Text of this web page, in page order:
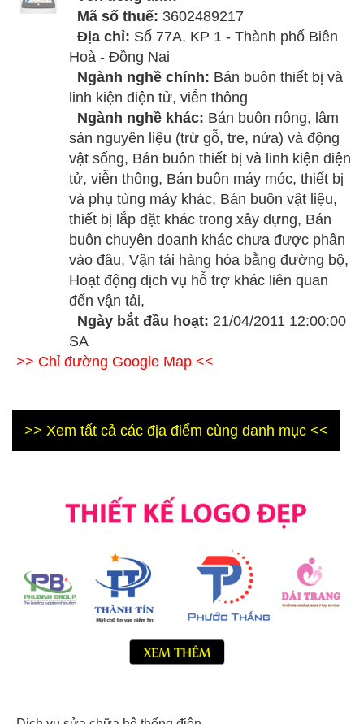
Mã số thuế: 3602489217
Địa chỉ: Số 77A, KP 1 - Thành phố Biên
Hoà - Đồng Nai
Ngành nghề chính: Bán buôn thiết bị và
linh kiện điện tử, viễn thông
Ngành nghề khác: Bán buôn nông, lâm
sản nguyên liệu (trừ gỗ, tre, nứa) và động
vật sống, Bán buôn thiết bị và linh kiện điện
tử, viễn thông, Bán buôn máy móc, thiết bị
và phụ tùng máy khác, Bán buôn vật liệu,
thiết bị lắp đặt khác trong xây dựng, Bán
buôn chuyên doanh khác chưa được phân
vào đâu, Vận tải hàng hóa bằng đường bộ,
Hoạt động dịch vụ hỗ trợ khác liên quan
đến vận tải,
Ngày bắt đầu hoạt: 21/04/2011 12:00:00
SA
>> Chỉ đường Google Map <<
>> Xem tất cả các địa điểm cùng danh mục <<